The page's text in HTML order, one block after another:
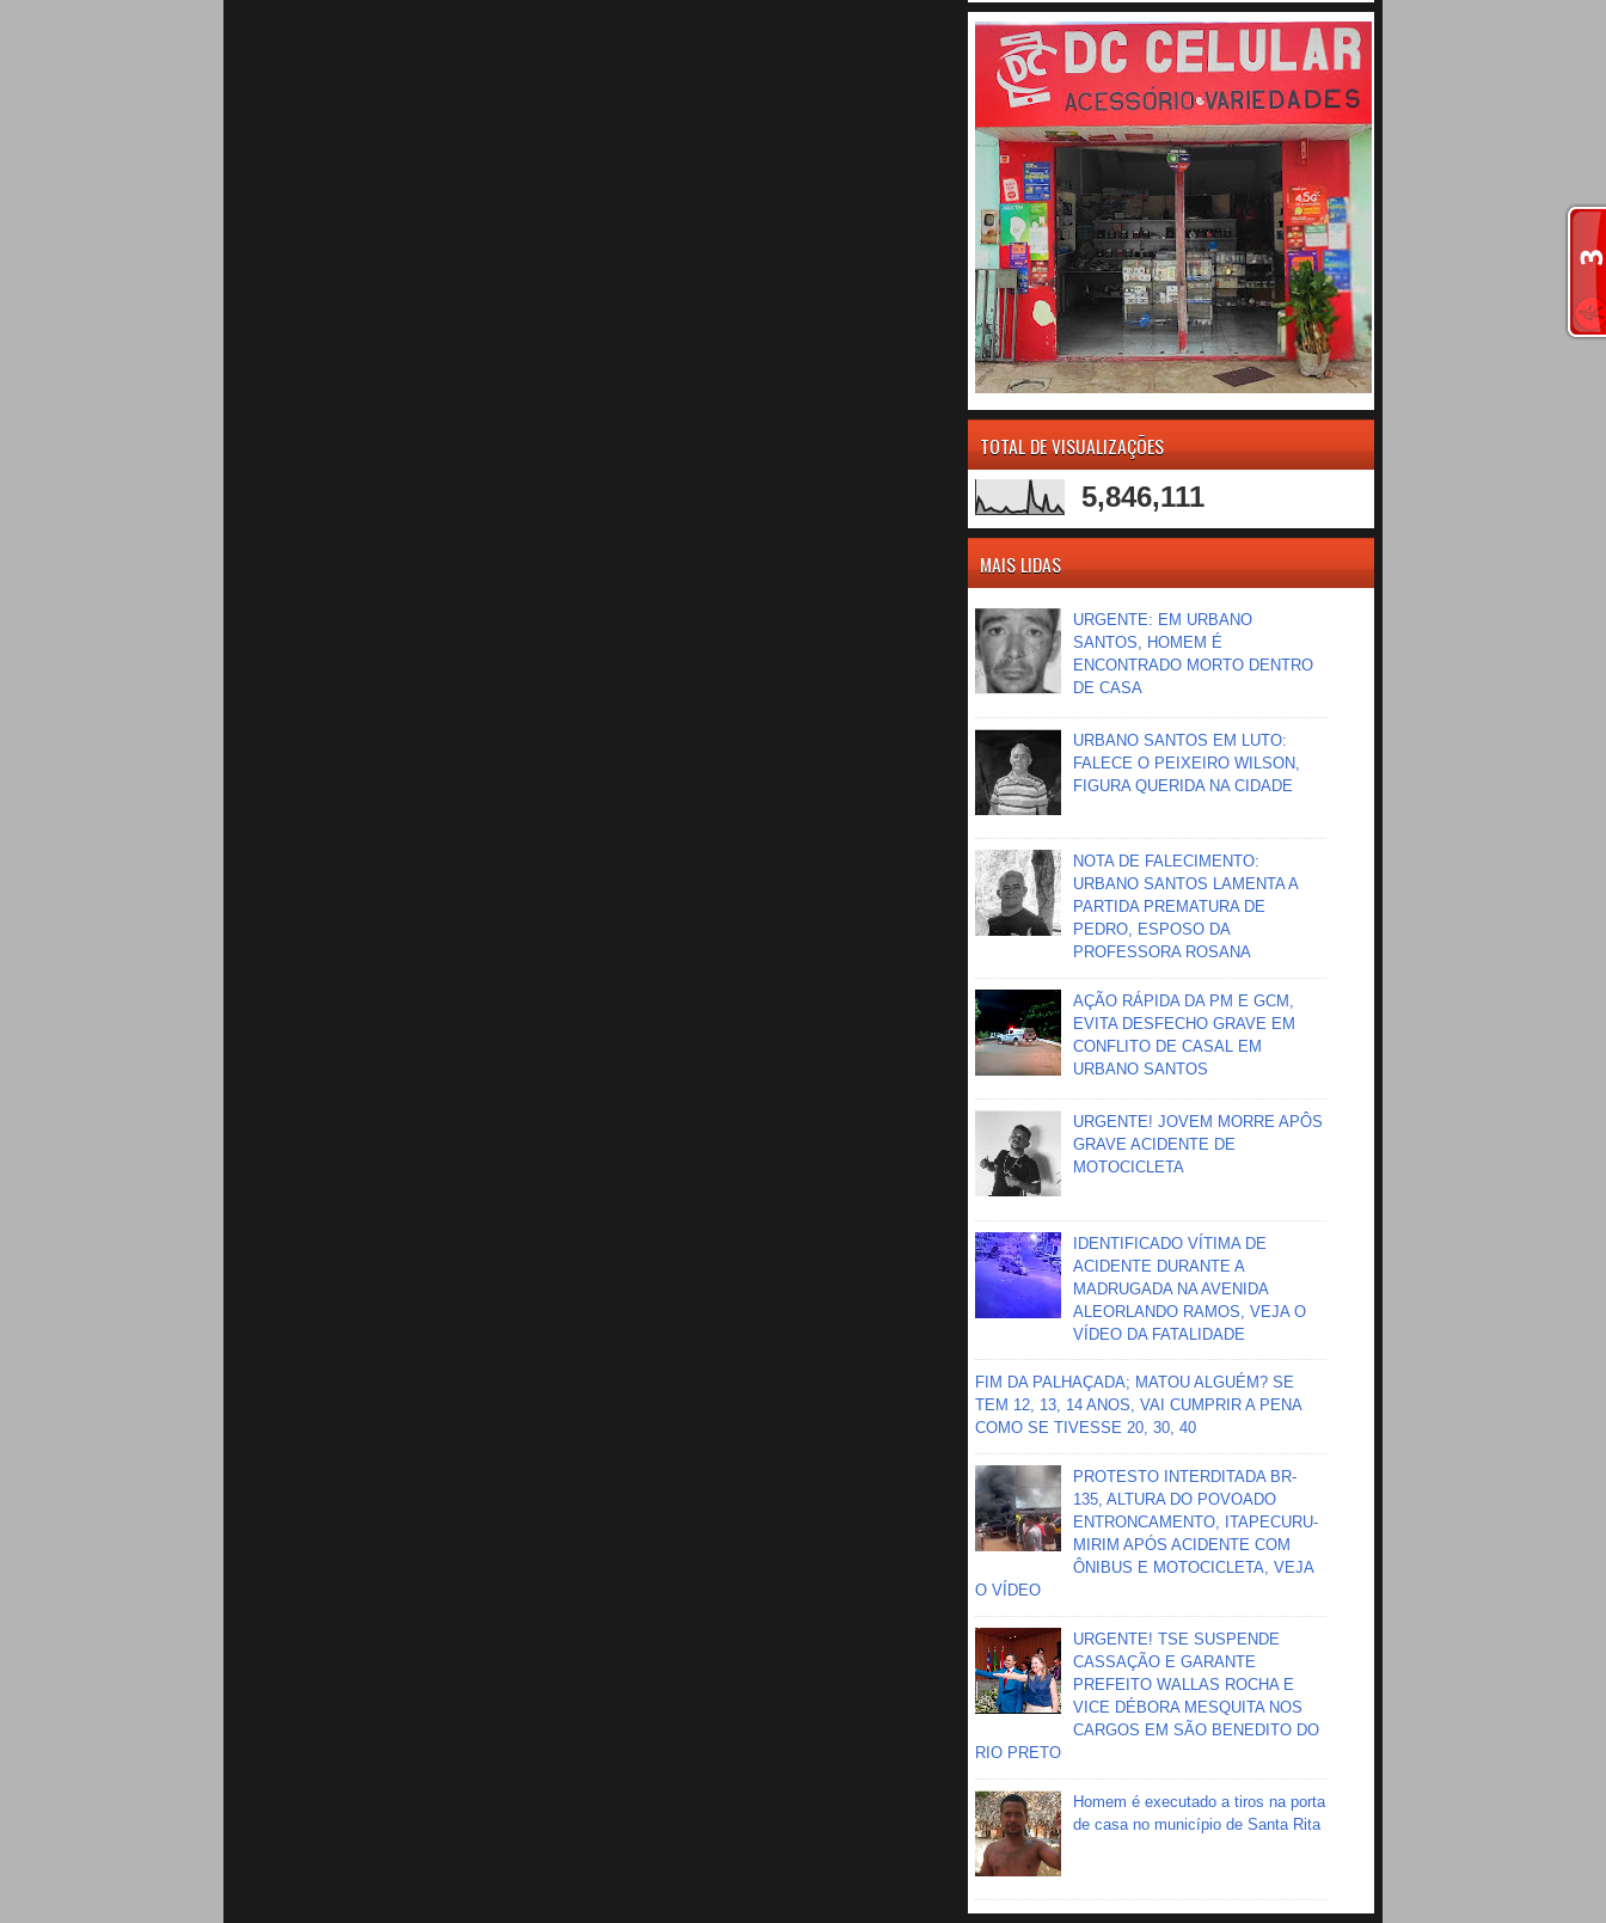
TOTAL DE VISUALIZAÇÕES
5,846,111
MAIS LIDAS
URGENTE: EM URBANO
SANTOS, HOMEM É
ENCONTRADO MORTO DENTRO
DE CASA
URBANO SANTOS EM LUTO:
FALECE O PEIXEIRO WILSON,
FIGURA QUERIDA NA CIDADE
NOTA DE FALECIMENTO:
URBANO SANTOS LAMENTA A
PARTIDA PREMATURA DE
PEDRO, ESPOSO DA
PROFESSORA ROSANA
AÇÃO RÁPIDA DA PM E GCM,
EVITA DESFECHO GRAVE EM
CONFLITO DE CASAL EM
URBANO SANTOS
URGENTE! JOVEM MORRE APÔS
GRAVE ACIDENTE DE
MOTOCICLETA
IDENTIFICADO VÍTIMA DE
ACIDENTE DURANTE A
MADRUGADA NA AVENIDA
ALEORLANDO RAMOS, VEJA O
VÍDEO DA FATALIDADE
FIM DA PALHAÇADA; MATOU ALGUÉM? SE
TEM 12, 13, 14 ANOS, VAI CUMPRIR A PENA
COMO SE TIVESSE 20, 30, 40
PROTESTO INTERDITADA BR-
135, ALTURA DO POVOADO
ENTRONCAMENTO, ITAPECURU-
MIRIM APÓS ACIDENTE COM
ÔNIBUS E MOTOCICLETA, VEJA
O VÍDEO
URGENTE! TSE SUSPENDE
CASSAÇÃO E GARANTE
PREFEITO WALLAS ROCHA E
VICE DÉBORA MESQUITA NOS
CARGOS EM SÃO BENEDITO DO
RIO PRETO
Homem é executado a tiros na porta
de casa no município de Santa Rita